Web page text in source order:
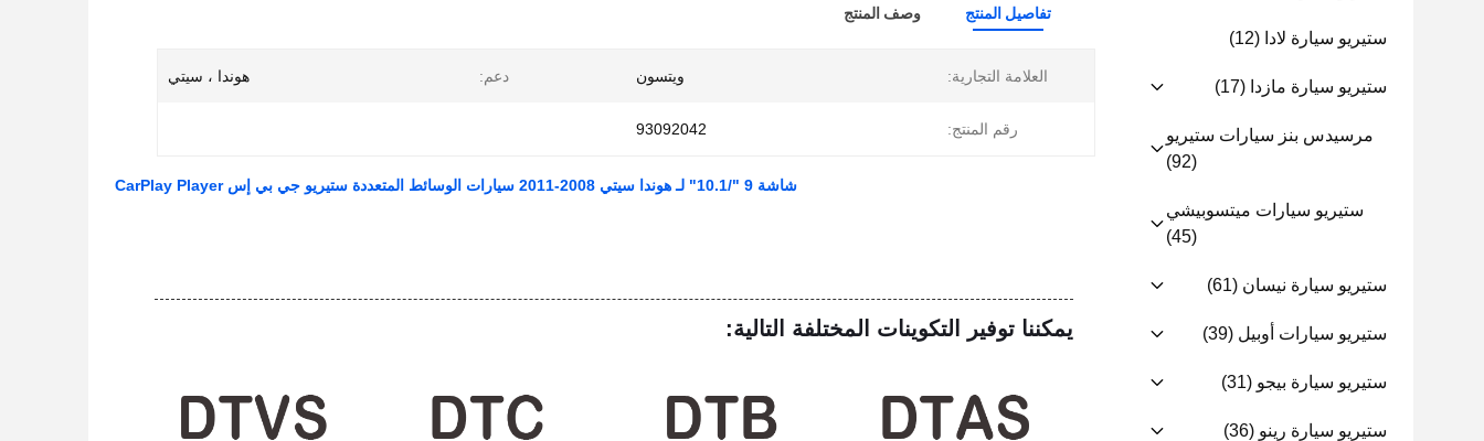
ستيريو سيارة لادا (12)
ستيريو سيارة مازدا (17)
مرسيدس بنز سيارات ستيريو
(92)
ستيريو سيارات ميتسوبيشي
(45)
ستيريو سيارة نيسان (61)
ستيريو سيارات أوبيل (39)
ستيريو سيارة بيجو (31)
ستيريو سيارة رينو (36)
تفاصيل المنتج وصف المنتج
العلامة التجارية: ويتسون دعم: هوندا ، سيتي
رقم المنتج: 93092042
شاشة 9 "/10.1" لـ هوندا سيتي 2008-2011 سيارات الوسائط المتعددة ستيريو جي بي إس CarPlay Player
يمكننا توفير التكوينات المختلفة التالية: